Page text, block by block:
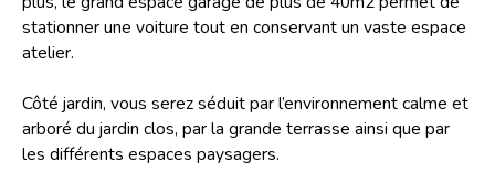
stationner une voiture tout en conservant un vaste espace
atelier.
Côté jardin, vous serez séduit par l’environnement calme et
arboré du jardin clos, par la grande terrasse ainsi que par
les différents espaces paysagers.